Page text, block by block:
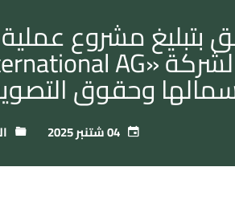
وحقوق